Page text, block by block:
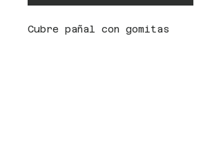
Cubre pañal con gomitas